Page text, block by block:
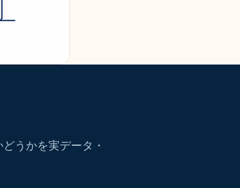
うかを実データ・